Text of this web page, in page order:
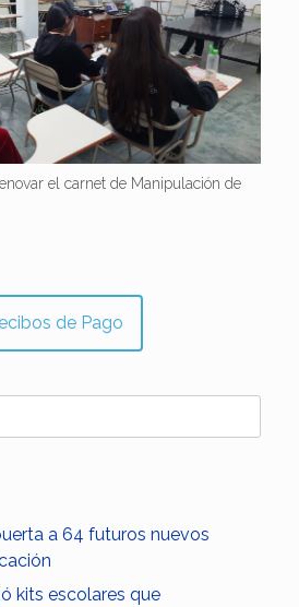
el carnet de Manipulación de
de Pago
a 64 futuros nuevos
kits escolares que